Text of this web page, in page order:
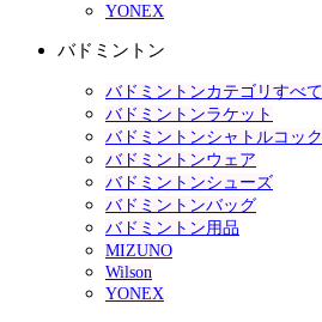
YONEX
バドミントン
バドミントンカテゴリすべて
バドミントンラケット
バドミントンシャトルコック
バドミントンウェア
バドミントンシューズ
バドミントンバッグ
バドミントン用品
MIZUNO
Wilson
YONEX